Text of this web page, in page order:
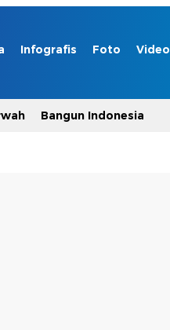
Infografis Foto Video
Bangun Indonesia